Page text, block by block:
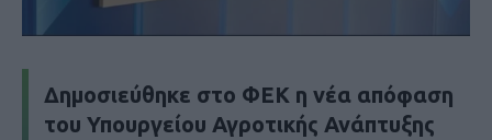
Δημοσιεύθηκε στο ΦΕΚ η νέα απόφαση
του Υπουργείου Αγροτικής Ανάπτυξης